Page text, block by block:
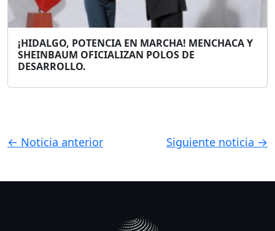
¡HIDALGO, POTENCIA EN MARCHA! MENCHACA Y
SHEINBAUM OFICIALIZAN POLOS DE
DESARROLLO.
← Noticia anterior Siguiente noticia →